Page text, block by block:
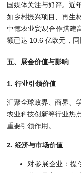
国媒体关注与好评。近
如乡村振兴项目、再生
中德农业贸易合作搭建
额已达 10.6 亿欧元，同
五、展会价值与影响
1. 行业引领价值
汇聚全球政界、商界、
农业科技创新等行业热
重要引领作用。
2. 经济与市场价值
对参展企业：提